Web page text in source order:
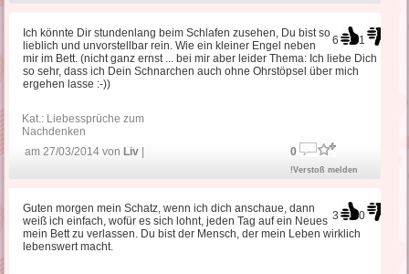
6 1
Ich könnte Dir stundenlang beim Schlafen zusehen, Du bist so
lieblich und unvorstellbar rein. Wie ein kleiner Engel neben
mir im Bett. (nicht ganz ernst ... bei mir aber leider Thema: Ich liebe Dich
so sehr, dass ich Dein Schnarchen auch ohne Ohrstöpsel über mich
ergehen lasse :-))
Kat.: Liebessprüche zum
Nachdenken
am 27/03/2014 von Liv 0
!Verstoß melden
3 0
Guten morgen mein Schatz, wenn ich dich anschaue, dann
weiß ich einfach, wofür es sich lohnt, jeden Tag auf ein Neues
mein Bett zu verlassen. Du bist der Mensch, der mein Leben wirklich
lebenswert macht.